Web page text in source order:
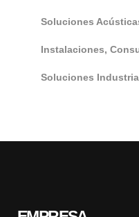
Soluciones
Instalaciones,
Soluciones